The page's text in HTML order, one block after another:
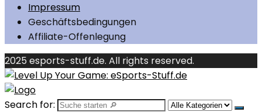
Impressum
Geschäftsbedingungen
Affiliate-Offenlegung
2025 esports-stuff.de. All rights reserved.
Search for: